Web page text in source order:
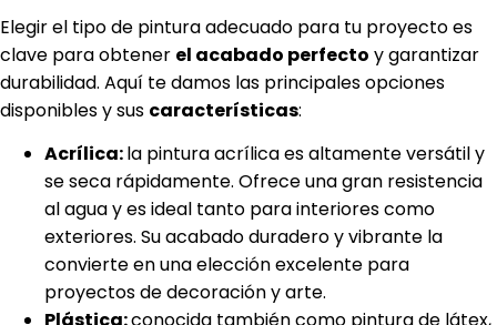
Elegir el tipo de pintura adecuado para tu proyecto es
clave para obtener el acabado perfecto y garantizar
durabilidad. Aquí te damos las principales opciones
disponibles y sus características:
Acrílica:la pintura acrílica es altamente versátil y
se seca rápidamente. Ofrece una gran resistencia
al agua y es ideal tanto para interiores como
exteriores. Su acabado duradero y vibrante la
convierte en una elección excelente para
proyectos de decoración y arte.